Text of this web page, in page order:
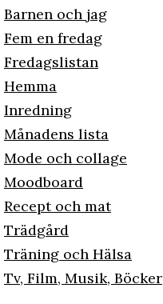
Barnen och jag
Fem en fredag
Fredagslistan
Hemma
Inredning
Månadens lista
Mode och collage
Moodboard
Recept och mat
Trädgård
Träning och Hälsa
Tv, Film, Musik, Böcker